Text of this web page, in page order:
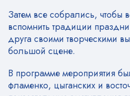
Затем все собрались, чтобы
вспомнить традиции
друга своими творческими
большой сцене.
В программе мероприятия
фламенко, цыганских и